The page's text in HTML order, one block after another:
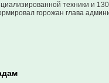
техники и
горожан глава